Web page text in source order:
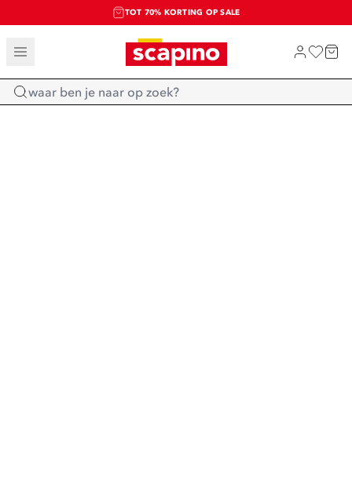
TOT 70% KORTING OP SALE
SALE: LAATSTE KANS!
SHOP NIEUW
Home